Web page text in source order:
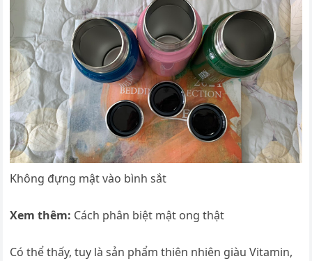
Không đựng mật vào bình sắt
Xem thêm: Cách phân biệt mật ong thật
Có thể thấy, tuy là sản phẩm thiên nhiên giàu Vitamin,